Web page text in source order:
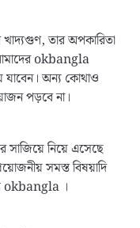
খাদ্যগুণ, তার অপকারিতা
okbangla
অন্য কোথাও
পড়বে না।
সাজিয়ে নিয়ে এসেছে
সমস্ত বিষয়াদি
okbangla ।